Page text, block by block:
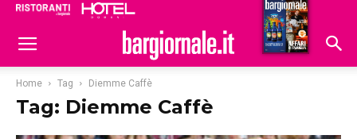
Hoteldomani
Home Tag Diemme Caffè
Tag: Diemme Caffè